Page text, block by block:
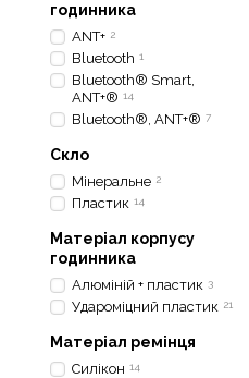
годинника
ANT+ 2
Bluetooth 1
Bluetooth® Smart,
ANT+® 14
Bluetooth®, ANT+® 7
Скло
Мінеральне 2
Пластик 14
Матеріал корпусу
годинника
Алюміній + пластик 3
Удароміцний пластик 21
Матеріал ремінця
Силікон 14